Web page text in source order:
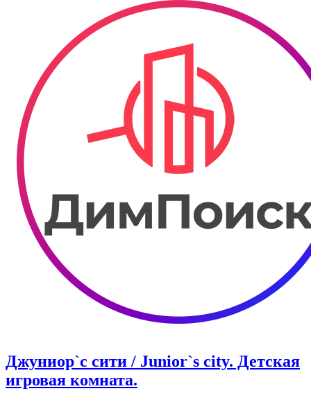
Джуниор`с сити / Junior`s city. ​Детская
игровая комната.